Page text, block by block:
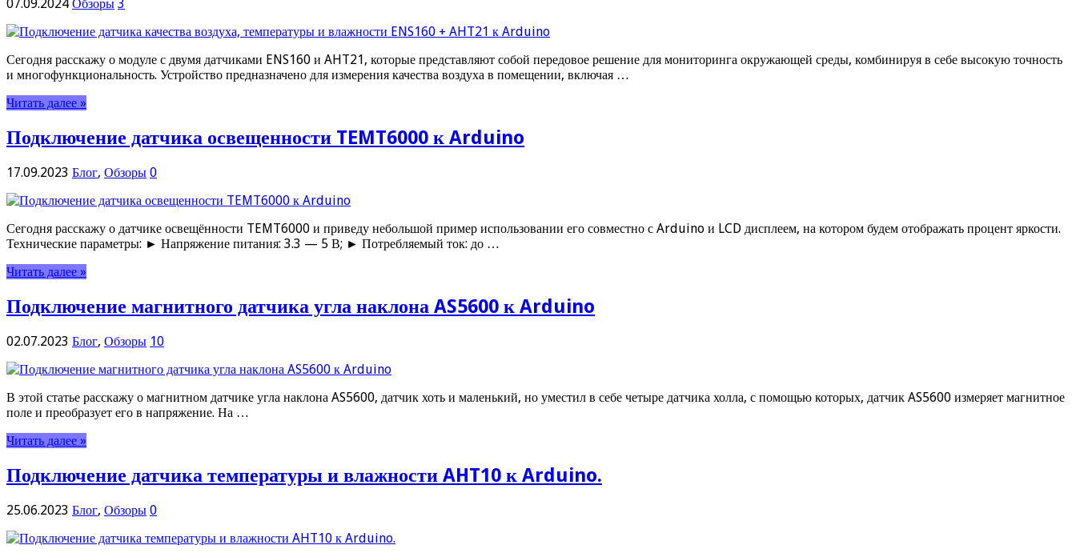
07.09.2024 Обзоры 3
Сегодня расскажу о модуле с двумя датчиками ENS160 и AHT21, которые представляют собой передовое решение для мониторинга окружающей среды, комбинируя в себе высокую точность
и многофункциональность. Устройство предназначено для измерения качества воздуха в помещении, включая …
Читать далее »
Подключение датчика освещенности TEMT6000 к Arduino
17.09.2023 Блог, Обзоры 0
Сегодня расскажу о датчике освещённости TEMT6000 и приведу небольшой пример использовании его совместно с Arduino и LCD дисплеем, на котором будем отображать процент яркости.
Технические параметры: ► Напряжение питания: 3.3 — 5 В; ► Потребляемый ток: до …
Читать далее »
Подключение магнитного датчика угла наклона AS5600 к Arduino
02.07.2023 Блог, Обзоры 10
В этой статье расскажу о магнитном датчике угла наклона AS5600, датчик хоть и маленький, но уместил в себе четыре датчика холла, с помощью которых, датчик AS5600 измеряет магнитное
поле и преобразует его в напряжение. На …
Читать далее »
Подключение датчика температуры и влажности AHT10 к Arduino.
25.06.2023 Блог, Обзоры 0